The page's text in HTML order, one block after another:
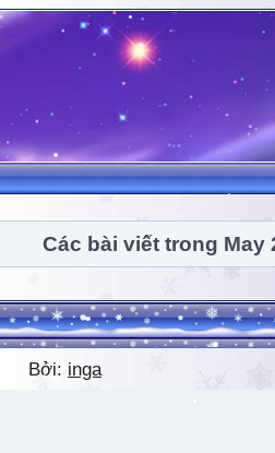
Các bài viết trong May
Bởi: inga